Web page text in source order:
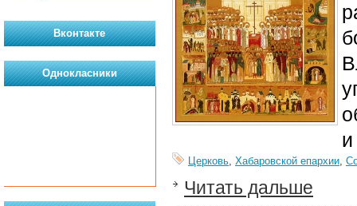
Церковь, Хабаровской епархии,
Читать дальше
Вконтакте
Однокласники